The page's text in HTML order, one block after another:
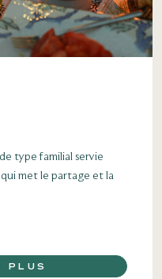
type familial servie
met le partage et la
PLUS